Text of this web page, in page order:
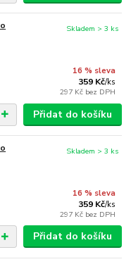
16 % sleva
359 Kč/ks
297 Kč bez DPH
Skladem > 3 ks
Přidat do košíku
16 % sleva
359 Kč/ks
297 Kč bez DPH
Skladem > 3 ks
Přidat do košíku